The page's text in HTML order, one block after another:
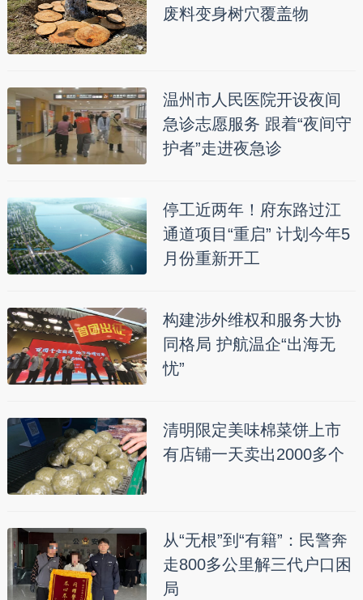
废料变身树穴覆盖物
温州市人民医院开设夜间
急诊志愿服务 跟着“夜间守
护者”走进夜急诊
停工近两年！府东路过江
通道项目“重启” 计划今年5
月份重新开工
构建涉外维权和服务大协
同格局 护航温企“出海无
忧”
清明限定美味棉菜饼上市
有店铺一天卖出2000多个
从“无根”到“有籍”：民警奔
走800多公里解三代户口困
局